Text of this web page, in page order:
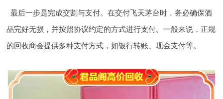
最后一步是完成交割与支付。在交付飞天茅台时，务必确保酒
品完好无损，并按照协议约定的方式进行支付。一般来说，正规
的回收商会提供多种支付方式，如银行转账、现金支付等。